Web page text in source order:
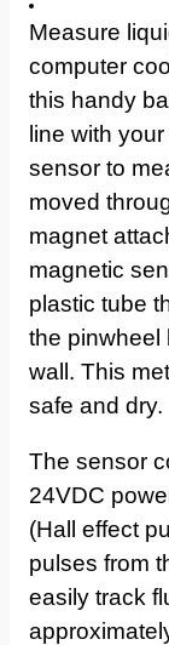
Measure
computer
this handy
line with
sensor to
moved
magnet
magnetic
plastic tube
the pinwheel
wall. This
safe and dry.
The sensor
24VDC
(Hall effect
pulses from
easily track